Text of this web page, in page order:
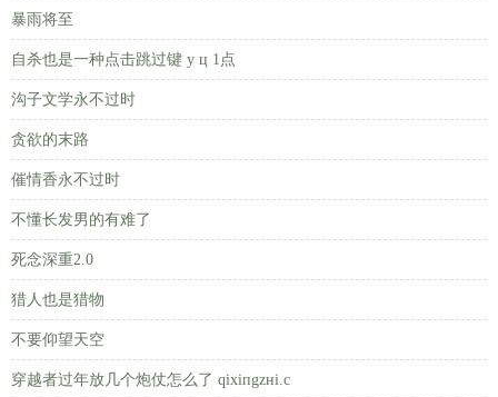
暴雨将至
自杀也是一种点击跳过键 у ц 1点
沟子文学永不过时
贪欲的末路
催情香永不过时
不懂长发男的有难了
死念深重2.0
猎人也是猎物
不要仰望天空
穿越者过年放几个炮仗怎么了 qixiпgzнi.c